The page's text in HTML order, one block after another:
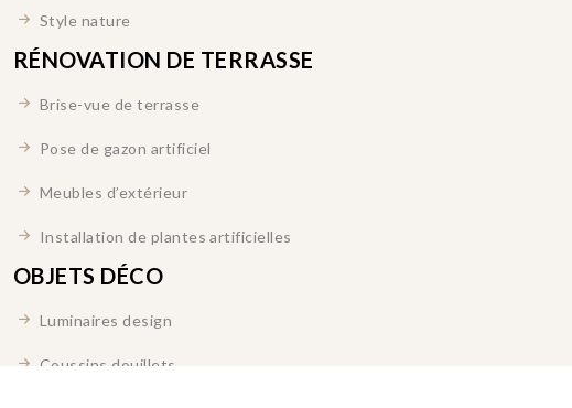
Style nature
RÉNOVATION DE TERRASSE
Brise-vue de terrasse
Pose de gazon artificiel
Meubles d’extérieur
Installation de plantes artificielles
OBJETS DÉCO
Luminaires design
Coussins douillets